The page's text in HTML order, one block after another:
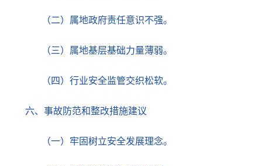
（二）属地政府责任意识不强。
（三）属地基层基础力量薄弱。
（四）行业安全监管交织松软。
六、事故防范和整改措施建议
（一）牢固树立安全发展理念。